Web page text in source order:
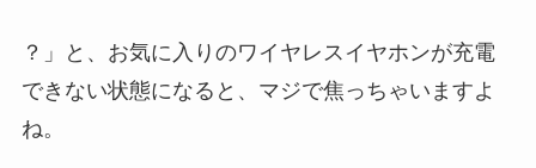
？」と、お気に入りのワイヤレスイヤホンが充電
できない状態になると、マジで焦っちゃいますよ
ね。